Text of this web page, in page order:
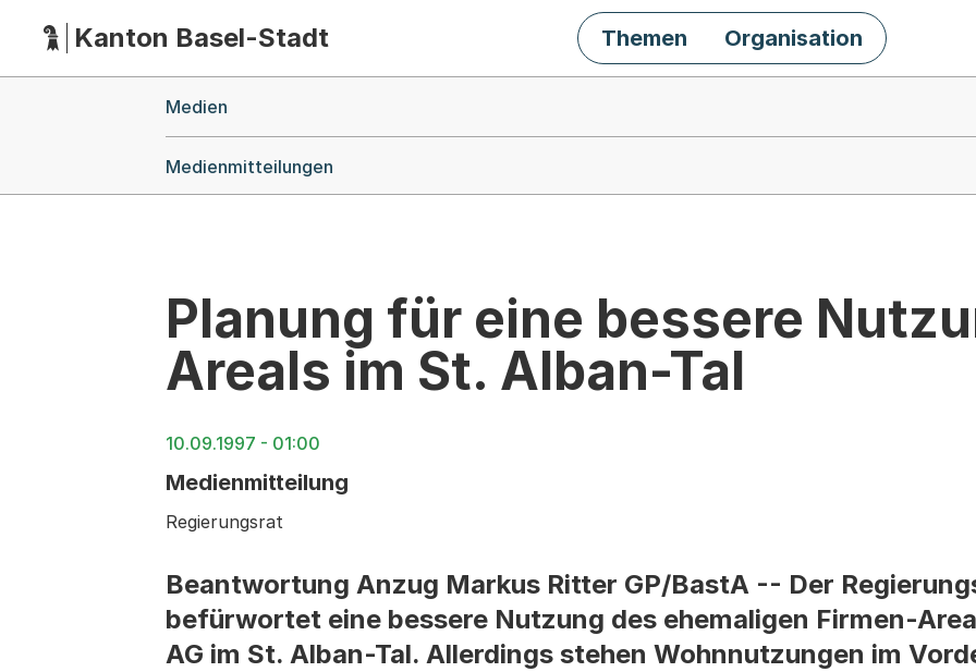
HauptnavigationKanton Basel-Stadt Themen Organisation
Medien
Medienmitteilungen
Planung für eine bessere
Areals im St. Alban-Tal
10.09.1997 - 01:00
Medienmitteilung
Regierungsrat
Beantwortung Anzug Markus Ritter GP/BastA -- Der
befürwortet eine bessere Nutzung des ehemaligen Firmen-
AG im St. Alban-Tal. Allerdings stehen Wohnnutzungen im